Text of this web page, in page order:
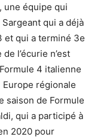
une équipe qui
qui a déjà
et qui a terminé 3e
l’écurie n’est
4 italienne
régionale
saison de Formule
qui a participé à
2020 pour